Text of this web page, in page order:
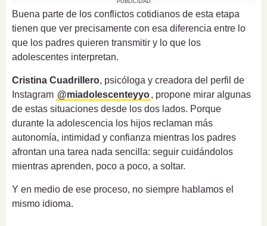
Buena parte de los conflictos cotidianos de esta etapa
tienen que ver precisamente con esa diferencia entre lo
que los padres quieren transmitir y lo que los
adolescentes interpretan.
Cristina Cuadrillero, psicóloga y creadora del perfil de
Instagram @miadolescenteyyo, propone mirar algunas
de estas situaciones desde los dos lados. Porque
durante la adolescencia los hijos reclaman más
autonomía, intimidad y confianza mientras los padres
afrontan una tarea nada sencilla: seguir cuidándolos
mientras aprenden, poco a poco, a soltar.
Y en medio de ese proceso, no siempre hablamos el
mismo idioma.